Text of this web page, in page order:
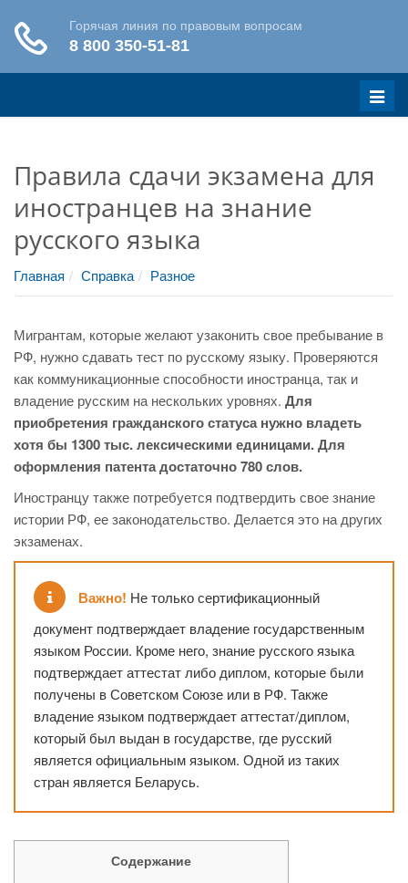
Меню
Правила сдачи экзамена для
иностранцев на знание
русского языка
Главная Справка Разное
Мигрантам, которые желают узаконить свое пребывание в
РФ, нужно сдавать тест по русскому языку. Проверяются
как коммуникационные способности иностранца, так и
владение русским на нескольких уровнях. Для
приобретения гражданского статуса нужно владеть
хотя бы 1300 тыс. лексическими единицами. Для
оформления патента достаточно 780 слов.
Иностранцу также потребуется подтвердить свое знание
истории РФ, ее законодательство. Делается это на других
экзаменах.
Важно! Не только сертификационный
документ подтверждает владение государственным
языком России. Кроме него, знание русского языка
подтверждает аттестат либо диплом, которые были
получены в Советском Союзе или в РФ. Также
владение языком подтверждает аттестат/диплом,
который был выдан в государстве, где русский
является официальным языком. Одной из таких
стран является Беларусь.
Содержание